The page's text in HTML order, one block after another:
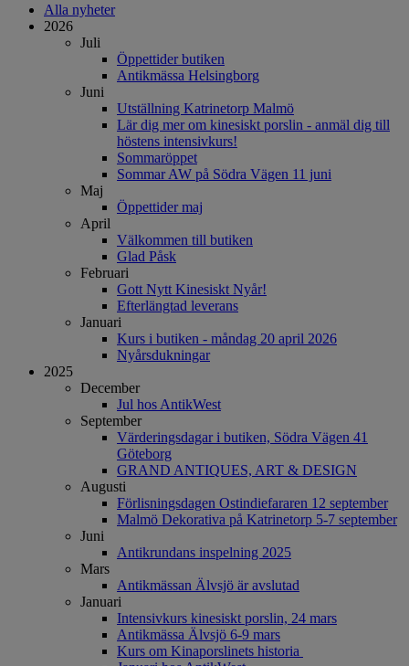
Alla nyheter
2026
Juli
Öppettider butiken
Antikmässa Helsingborg
Juni
Utställning Katrinetorp Malmö
Lär dig mer om kinesiskt porslin - anmäl dig till
höstens intensivkurs!
Sommaröppet
Sommar AW på Södra Vägen 11 juni
Maj
Öppettider maj
April
Välkommen till butiken
Glad Påsk
Februari
Gott Nytt Kinesiskt Nyår!
Efterlängtad leverans
Januari
Kurs i butiken - måndag 20 april 2026
Nyårsdukningar
2025
December
Jul hos AntikWest
September
Värderingsdagar i butiken, Södra Vägen 41
Göteborg
GRAND ANTIQUES, ART & DESIGN
Augusti
Förlisningsdagen Ostindiefararen 12 september
Malmö Dekorativa på Katrinetorp 5-7 september
Juni
Antikrundans inspelning 2025
Mars
Antikmässan Älvsjö är avslutad
Januari
Intensivkurs kinesiskt porslin, 24 mars
Antikmässa Älvsjö 6-9 mars
Kurs om Kinaporslinets historia